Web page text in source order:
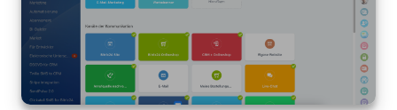
KOSTENFREI STARTEN
LOGIN